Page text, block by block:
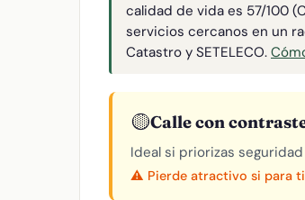
calidad de vida es 57/100
servicios cercanos en un
Catastro y SETELECO.
🟡Calle con
Ideal si priorizas
⚠️ Pierde atractivo si para